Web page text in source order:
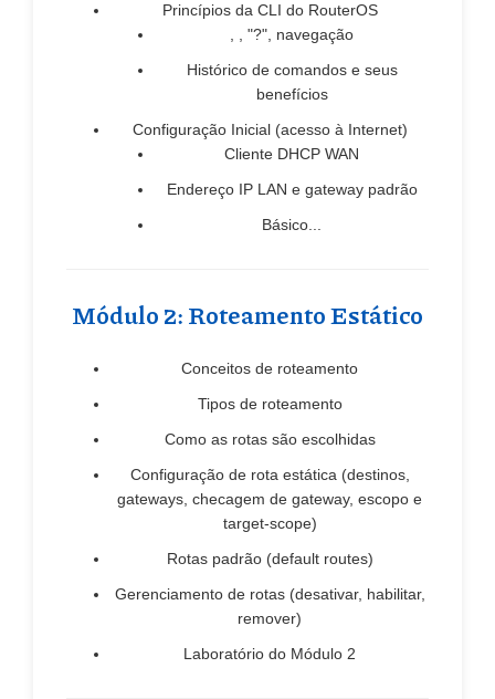
Princípios da CLI do RouterOS
, , "?", navegação
Histórico de comandos e seus
benefícios
Configuração Inicial (acesso à Internet)
Cliente DHCP WAN
Endereço IP LAN e gateway padrão
Básico...
Módulo 2: Roteamento Estático
Conceitos de roteamento
Tipos de roteamento
Como as rotas são escolhidas
Configuração de rota estática (destinos,
gateways, checagem de gateway, escopo e
target-scope)
Rotas padrão (default routes)
Gerenciamento de rotas (desativar, habilitar,
remover)
Laboratório do Módulo 2